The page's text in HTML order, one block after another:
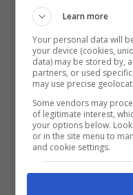
Rai.
Learn more
Your personal data will
your device (cookies,
data) may be stored by,
partners, or used
may use precise
Some vendors may
of legitimate interest,
your options below.
or in the site menu to
and cookie settings.